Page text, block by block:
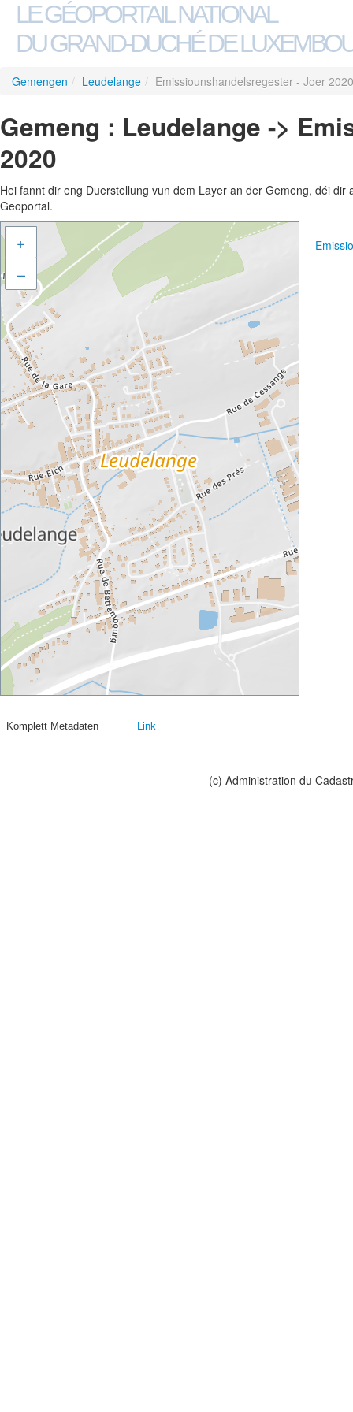
LE GÉOPORTAIL NATIONAL
DU GRAND-DUCHÉ DE
Gemengen / Leudelange / Emissiounshandelsregester - Joer 2020
Gemeng : Leudelange ->
2020
Hei fannt dir eng Duerstellung vun dem Layer an der Gemeng, déi
Geoportal.
+
–
Komplett Metadaten Link
(c) Administration du